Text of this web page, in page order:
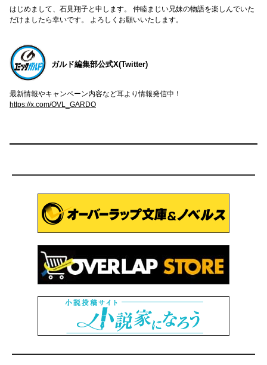
はじめまして、石見翔子と申します。 仲睦まじい兄妹の物語を楽しんでいた
だけましたら幸いです。 よろしくお願いいたします。
ガルド編集部公式X(Twitter)
最新情報やキャンペーン内容など耳より情報発信中！
https://x.com/OVL_GARDO